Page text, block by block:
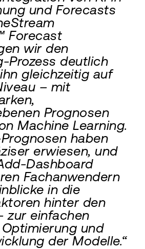
und Forecasts
Forecast
wir den
Prozess deutlich
gleichzeitig auf
– mit
Prognosen
Machine Learning.
haben
erwiesen, und
Dashboard
Fachanwendern
in die
hinter den
zur einfachen
und
der Modelle.“